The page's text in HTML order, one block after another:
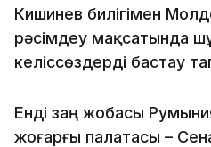
Кишинев билігімен
рәсімдеу мақсатында
келіссөздерді бастау
Енді заң жобасы
жоғарғы палатасы –